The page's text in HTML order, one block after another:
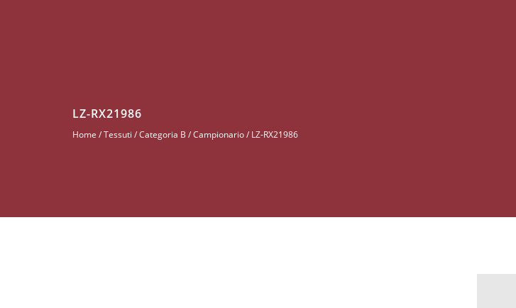
LZ-RX21986
Home /Tessuti /Categoria B /Campionario/ LZ-RX21986